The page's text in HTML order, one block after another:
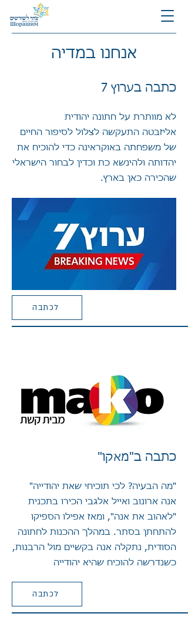
אנחנו במדיה
כתבה בערוץ 7
לא מוותרת על חתונה יהודית
אליזבטה התעקשה לצלול לסיפור החיים
של משפחתה באוקראינה כדי להוכיח את
יהדותה ולהינשא כת וכדין לבחור הישראלי
שהכירה כאן בארץ.
לכתבה
כתבה ב"מאקו"
"מה הבעיה? לכי תוכיחי שאת יהודייה"
אנה ארונוב ואייל אלגבי הכירו בתכנית
"לאהוב את אנה", ומאז אפילו הספיקו
להתחתן בסתר. במהלך ההכנות לחתונה
הסודית, נתקלה אנה בקשיים מול הרבנות,
כשנדרשה להוכיח שהיא יהודייה
לכתבה